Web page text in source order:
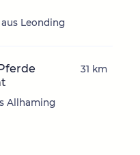
aus Leonding
Allhaming
31 km